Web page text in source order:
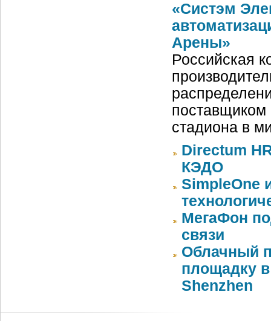
«Систэм
Арены»
Российская
поставщиком
стадиона в
Directum
КЭДО
SimpleOne
МегаФон
связи
Облачный
площадку в
Shenzhen